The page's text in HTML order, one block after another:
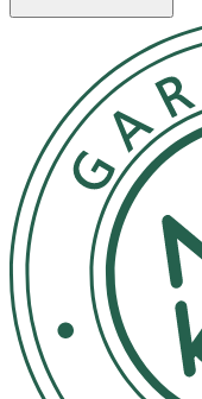
- Använd dagligen,
- Förvaras i
Innehåll
AQUA,
OIL, TRITICUM
SESAMUM INDICUM
CAMPESTRIS
POLYGLYCERYL-3
PALM GLYCERIDES
ALBA ,
EXTRACT,
EXTRACT [CAROT], ,
PALMITATE,
BETA-CAROTENE,
ZINC OXIDE.